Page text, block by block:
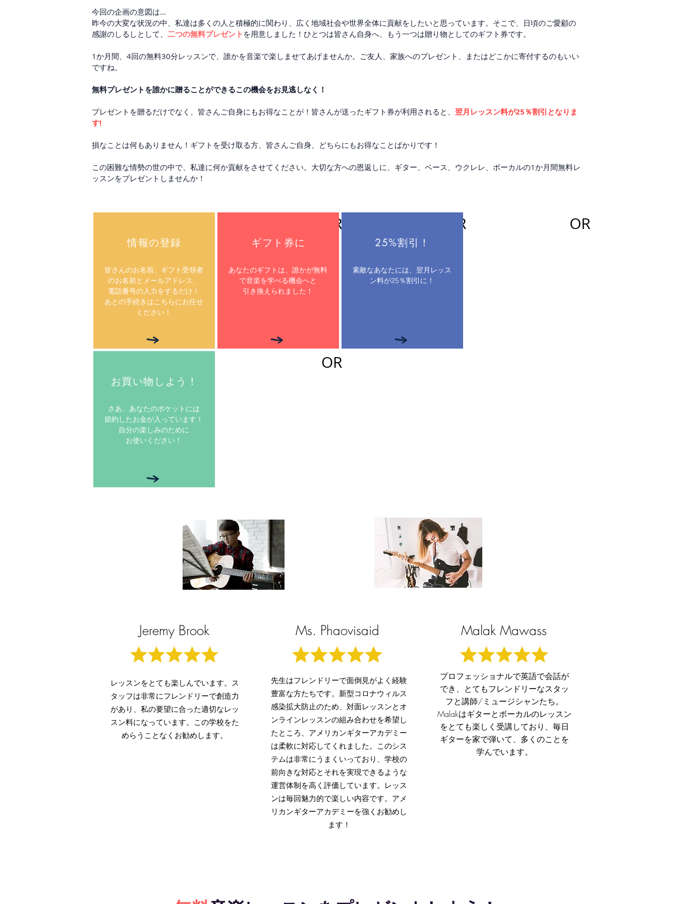
今回の企画の意図は...
昨今の大変な状況の中、私達は多くの人と積極的に関わり、広く地域社会や世界全体に貢献をしたいと思っています。そこで、日頃のご愛顧の
感謝のしるしとして、 二つの無料プレゼント を用意しました！ひとつは皆さん自身へ、もう一つは贈り物としてのギフト券です。
1か月間、4回の無料30分レッスンで、誰かを音楽で楽しませてあげませんか。ご友人、家族へのプレゼント、またはどこかに寄付するのもいい
ですね。
無料プレゼントを誰かに贈ることができるこの機会をお見逃しなく！
プレゼントを贈るだけでなく、皆さんご自身にもお得なことが！皆さんが送ったギフト券が利用されると、 翌月レッスン料が25％割引となりま
す!
損なことは何もありません！ギフトを受け取る方、皆さんご自身、どちらにもお得なことばかりです！
この困難な情勢の世の中で、私達に何か貢献をさせてください。大切な方への恩返しに、ギター、ベース、ウクレレ、ボーカルの1か月間無料レ
ッスンをプレゼントしませんか！
OR
情報の登録
皆さんのお名前、ギフト受領者
のお名前とメールアドレス、
電話番号の入力をするだけ！
あとの手続きはこちらにお任せ
ください！
OR
ギフト券に
あなたのギフトは、誰かが無料
で音楽を学べる機会へと
引き換えられました！
OR
25%割引！
素敵なあなたには、翌月レッス
ン料が25％割引に！
OR
お買い物しよう！
さあ、あなたのポケットには
節約したお金が入っています！
自分の楽しみのために
お使いください！
Jeremy Brook
レッスンをとても楽しんでいます。ス
タッフは非常にフレンドリーで創造力
があり、私の要望に合った適切なレッ
スン料になっています。この学校をた
めらうことなくお勧めします。
Ms. Phaovisaid
先生はフレンドリーで面倒見がよく経験
豊富な方たちです。新型コロナウィルス
感染拡大防止のため、対面レッスンとオ
ンラインレッスンの組み合わせを希望し
たところ、アメリカンギターアカデミー
は柔軟に対応してくれました。このシス
テムは非常にうまくいっており、学校の
前向きな対応とそれを実現できるような
運営体制を高く評価しています。レッス
ンは毎回魅力的で楽しい内容です。アメ
リカンギターアカデミーを強くお勧めし
ます！
Malak Mawass
プロフェッショナルで英語で会話が
でき、とてもフレンドリーなスタッ
フと講師/ミュージシャンたち。
Malakはギターとボーカルのレッスン
をとても楽しく受講しており、毎日
ギターを家で弾いて、多くのことを
学んでいます。